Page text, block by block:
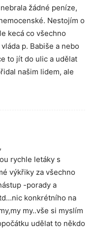
žádné peníze,
Nestojím o
kecá co všechno
p. Babiše a nebo
to jít do ulic a udělat
našim lidem, ale
rychle letáky s
výkřiky za všechno
-porady a
konkrétního na
my..vše si myslím
udělat to někdo